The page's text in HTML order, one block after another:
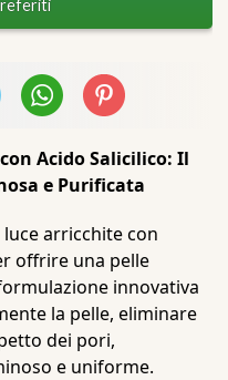
WhatsAppPinterest
Acido Salicilico: Il
e Purificata
arricchite con
offrire una pelle
innovativa
la pelle, eliminare
dei pori,
e uniforme.